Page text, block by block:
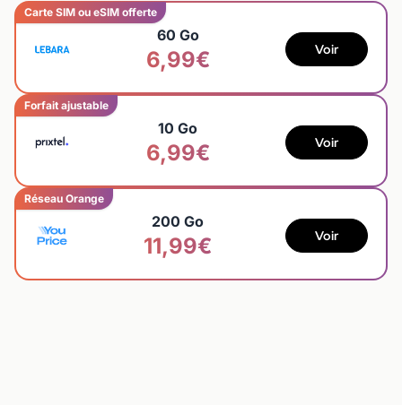
Carte SIM ou eSIM offerte
60 Go
6,99€ Voir
Forfait ajustable
10 Go
6,99€ Voir
Réseau Orange
200 Go
11,99€ Voir